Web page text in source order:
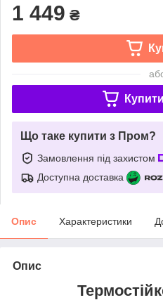
1 449 ₴
Що таке купити з Пром?
Замовлення під захистом
Доступна доставка
Опис Характеристики
Опис